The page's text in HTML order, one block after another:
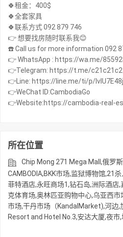
🍀租金：400$
🍀全套家具
🍀联系方式 092 879 746
👉 想要找房随时联系我😊
☎️ Call us for more information 092
👉 WhatsApp : https://wa.me/
👉Telegram: https://t.me/
👉Line: https://line.me/ti/p/
👉WeChat ID:CambodiaGo
👉Website:https://cambodia-real-
所在位置
Chip Mong 271 Mega Mall,俄罗斯
CAMBODIA,BKK市场,监狱博物馆,21
菲特酒店,永旺商场1,钻石岛,洲际酒店
克体育场,奥林匹亚购物中心,乌亚西
市场,干丹市场（KandalMarket),河边,
Resort and Hotel No.3,安达大厦,夜市